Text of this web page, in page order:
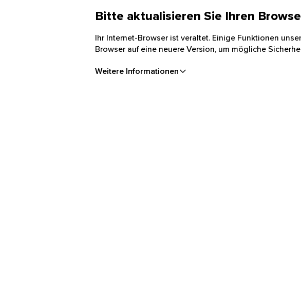
Bitte aktualisieren Sie Ihren
Ihr Internet-Browser ist veraltet. Einige Funktionen
Browser auf eine neuere Version, um mögliche
Weitere Informationen